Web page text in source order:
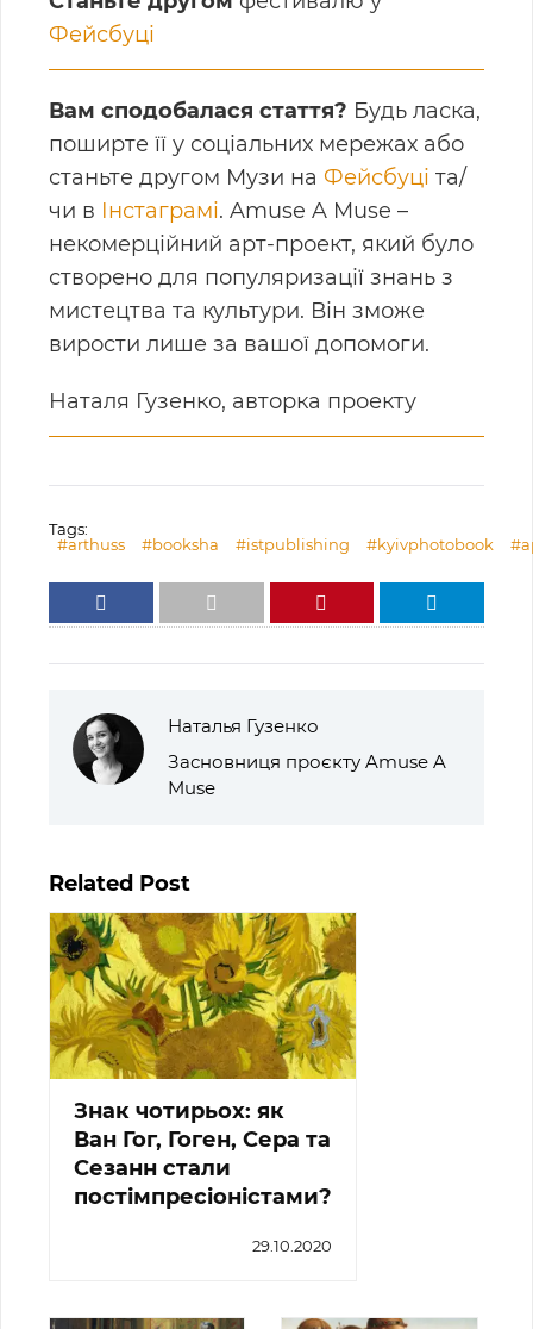
Фейсбуці
Вам сподобалася стаття? Будь ласка,
поширте її у соціальних мережах або
станьте другом Музи на Фейсбуці та/
чи в Інстаграмі. Amuse A Muse –
некомерційний арт-проект, який було
створено для популяризації знань з
мистецтва та культури. Він зможе
вирости лише за вашої допомоги.
Наталя Гузенко, авторка проекту
Tags:
#arthuss
#booksha #istpublishing #kyivphotobook
Наталья Гузенко
Засновниця проєкту Amuse A
Muse
Related Post
Знак чотирьох: як
Ван Гог, Гоген, Сера та
Сезанн стали
постімпресіоністами?
29.10.2020